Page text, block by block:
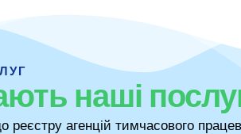
наші
реєстру агенцій тимчасового